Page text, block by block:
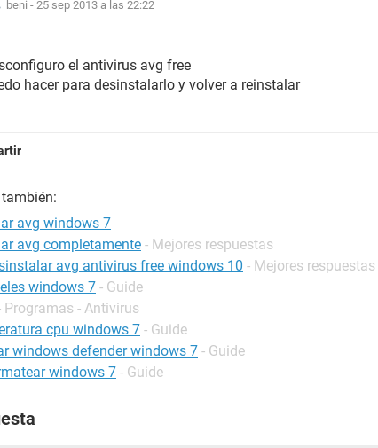
beni - 25 sep 2013 a las 22:22
el antivirus avg free
hacer para desinstalarlo y volver a reinstalar
avg windows 7
avg completamente - Mejores respuestas
avg antivirus free windows 10 - Mejores respuestas
windows 7 - Guide
Programas - Antivirus
cpu windows 7 - Guide
windows defender windows 7 - Guide
windows 7 - Guide